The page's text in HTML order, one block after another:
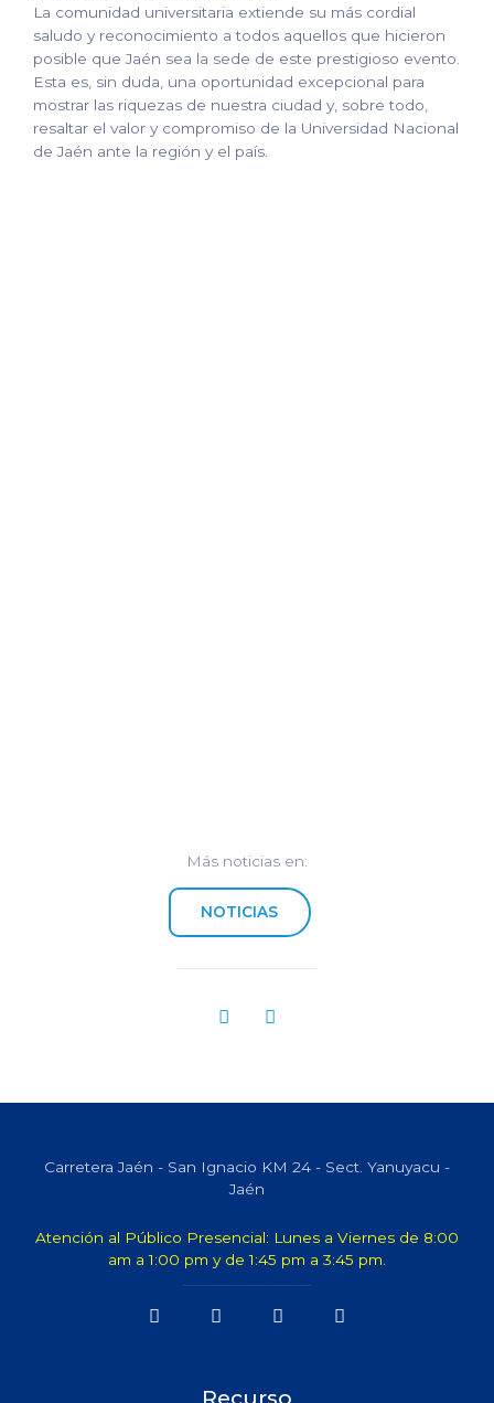
La comunidad universitaria extiende su más cordial
saludo y reconocimiento a todos aquellos que hicieron
posible que Jaén sea la sede de este prestigioso evento.
Esta es, sin duda, una oportunidad excepcional para
mostrar las riquezas de nuestra ciudad y, sobre todo,
resaltar el valor y compromiso de la Universidad Nacional
de Jaén ante la región y el país.
Más noticias en:
NOTICIAS
Carretera Jaén - San Ignacio KM 24 - Sect. Yanuyacu -
Jaén
Atención al Público Presencial: Lunes a Viernes de 8:00
am a 1:00 pm y de 1:45 pm a 3:45 pm.
Recurso